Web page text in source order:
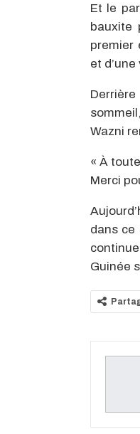
Et le
bauxite
premier
et
Wazni
« À
Merci
dans ce
Guinée